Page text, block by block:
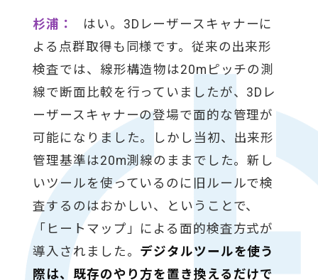
杉浦：
はい。3Dレーザースキャナーに
よる点群取得も同様です。従来の出来形
検査では、線形構造物は20mピッチの測
線で断面比較を行っていましたが、3Dレ
ーザースキャナーの登場で面的な管理が
可能になりました。しかし当初、出来形
管理基準は20m測線のままでした。新し
いツールを使っているのに旧ルールで検
査するのはおかしい、ということで、
「ヒートマップ」による面的検査方式が
導入されました。 デジタルツールを使う
際は、既存のやり方を置き換えるだけで